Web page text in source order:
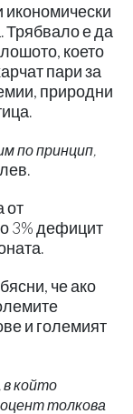
икономически
Трябвало е да
което
пари за
природни
по принцип,
от
3% дефицит
че ако
и големият
в който
толкова